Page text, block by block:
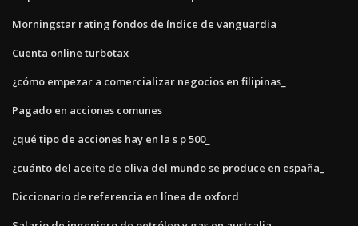
Morningstar rating fondos de índice de vanguardia
Cuenta online turbotax
¿cómo empezar a comercializar negocios en filipinas_
Pagado en acciones comunes
¿qué tipo de acciones hay en la s p 500_
¿cuánto del aceite de oliva del mundo se produce en españa_
Diccionario de referencia en línea de oxford